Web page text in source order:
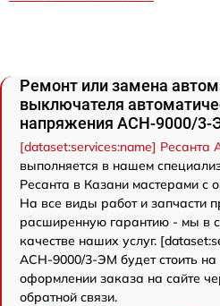
Ремонт или замена
выключателя
напряжения АСН-9000/3-
[dataset:services:name]
выполняется в нашем
Ресанта в Казани мастерами с
На все виды работ и запчасти
расширенную гарантию - мы в
качестве наших услуг.
АСН-9000/3-ЭМ будет стоить
оформлении заказа на сайте
обратной связи.